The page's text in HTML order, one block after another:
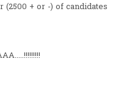
(2500 + or -) of candidates